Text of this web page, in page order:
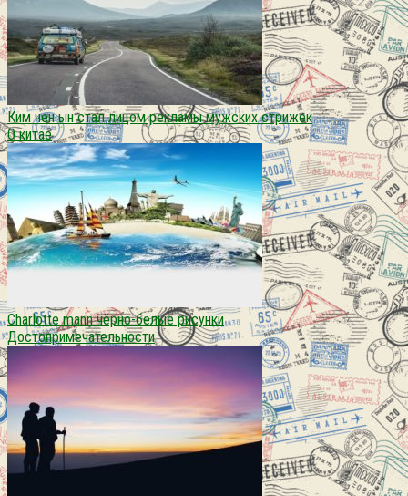
Ким чен ын стал лицом рекламы мужских стрижек
О китае
Charlotte mann чёрно-белые рисунки
Достопримечательности